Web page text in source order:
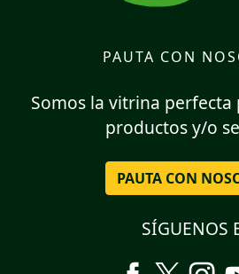
PAUTA CON
Somos la vitrina
productos y/o
PAUTA CON
SÍGUENOS